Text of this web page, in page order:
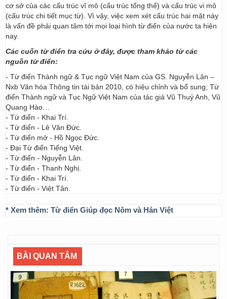
cơ sở của các cấu trúc vĩ mô (cấu trúc tổng thể) và cấu trúc vi mô
(cấu trúc chi tiết mục từ). Vì vậy, việc xem xét cấu trúc hai mặt này
là vấn đề phải quan tâm tới mọi loại hình từ điển của nước ta hiện
nay.
Các cuốn từ điển tra cứu ở đây, được tham khảo từ các
nguồn từ điển:
- Từ điển Thành ngữ & Tục ngữ Việt Nam của GS. Nguyễn Lân –
Nxb Văn hóa Thông tin tái bản 2010, có hiệu chỉnh và bổ sung; Từ
điển Thành ngữ và Tục Ngữ Việt Nam của tác giả Vũ Thuý Anh, Vũ
Quang Hào…
- Từ điển - Khai Trí.
- Từ điển - Lê Văn Đức.
- Từ điển mở - Hồ Ngọc Đức.
- Đại Từ điển Tiếng Việt.
- Từ điển - Nguyễn Lân.
- Từ điển - Thanh Nghị.
- Từ điển - Khai Trí.
- Từ điển - Việt Tân.
* Xem thêm: Từ điển Giúp đọc Nôm và Hán Việt
BÀI QUAN TÂM